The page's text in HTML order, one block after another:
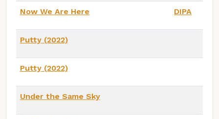
Now We Are Here DIPA
Putty (2022)
Putty (2022)
Under the Same Sky